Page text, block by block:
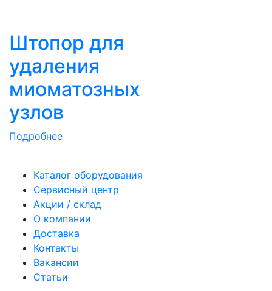
Штопор для
удаления
миоматозных
узлов
Подробнее
Каталог оборудования
Сервисный центр
Акции / склад
О компании
Доставка
Контакты
Вакансии
Статьи